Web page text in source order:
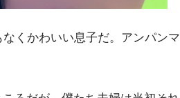
くかわいい息子だ。アンパンマ